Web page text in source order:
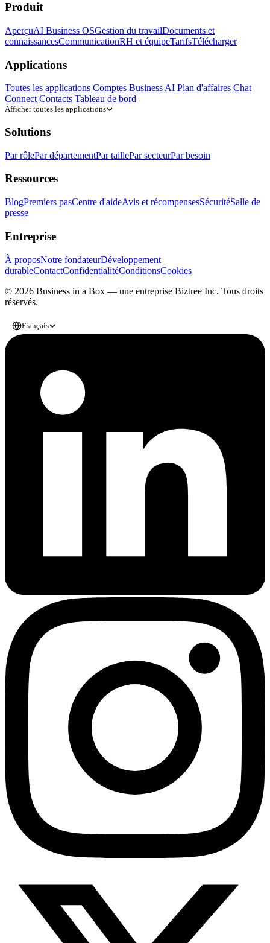
Produit
AperçuAI Business OSGestion du travailDocuments et
connaissancesCommunicationRH et équipeTarifsTélécharger
Applications
Toutes les applications Comptes Business AI Plan d'affaires Chat
Connect Contacts Tableau de bord
Afficher toutes les applications
Solutions
Par rôlePar départementPar taillePar secteurPar besoin
Ressources
BlogPremiers pasCentre d'aideAvis et récompensesSécuritéSalle de
presse
Entreprise
À proposNotre fondateurDéveloppement
durableContactConfidentialitéConditionsCookies
© 2026 Business in a Box — une entreprise Biztree Inc. Tous droits
réservés.
Français